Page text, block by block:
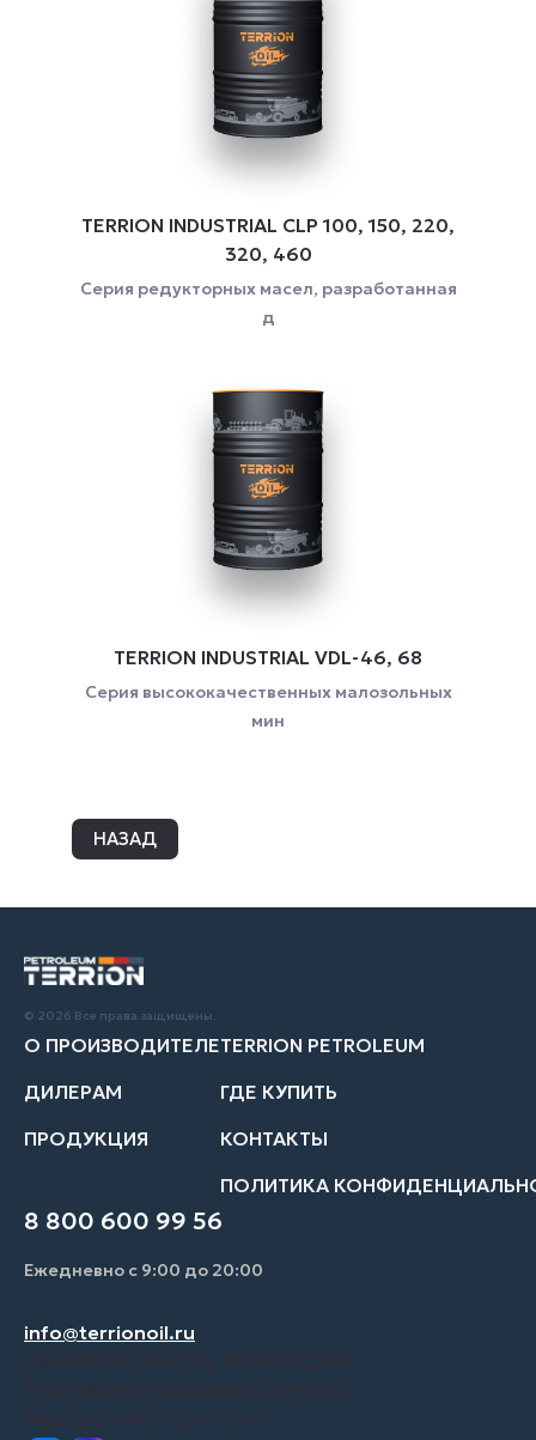
TERRION INDUSTRIAL CLP 100, 150, 220,
320, 460
Серия редукторных масел, разработанная
д
TERRION INDUSTRIAL VDL-46, 68
Серия высококачественных малозольных
мин
НАЗАД
© 2026 Все права защищены.
О ПРОИЗВОДИТЕЛЕ
ДИЛЕРАМ
ПРОДУКЦИЯ
TERRION PETROLEUM
ГДЕ КУПИТЬ
КОНТАКТЫ
ПОЛИТИКА
8 800 600 99 56
Ежедневно с 9:00 до 20:00
info@terrionoil.ru